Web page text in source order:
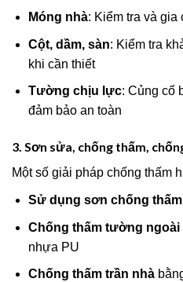
Móng nhà: Kiểm tra và gia
Cột, dầm, sàn: Kiểm tra
khi cần thiết
Tường chịu lực: Củng cố
đảm bảo an toàn
3. Sơn sửa, chống thấm,
Một số giải pháp chống thấm
Sử dụng sơn chống thấm
Chống thấm tường ngoài
nhựa PU
Chống thấm trần nhà